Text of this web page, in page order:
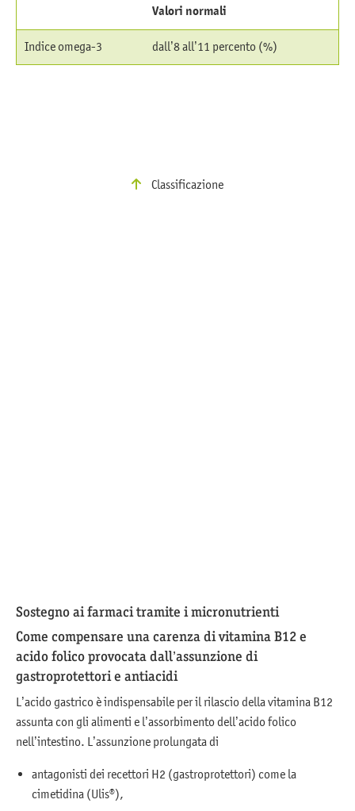
Valori normali
Indice omega-3 dall’8 all’11 percento (%)
Classificazione
Sostegno ai farmaci tramite i micronutrienti
Come compensare una carenza di vitamina B12 e
acido folico provocata dall’assunzione di
gastroprotettori e antiacidi
L’acido gastrico è indispensabile per il rilascio della vitamina B12
assunta con gli alimenti e l’assorbimento dell’acido folico
nell’intestino. L’assunzione prolungata di
antagonisti dei recettori H2 (gastroprotettori) come la
cimetidina (Ulis®),